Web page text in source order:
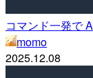
コマンド一発で
momo
2025.12.08